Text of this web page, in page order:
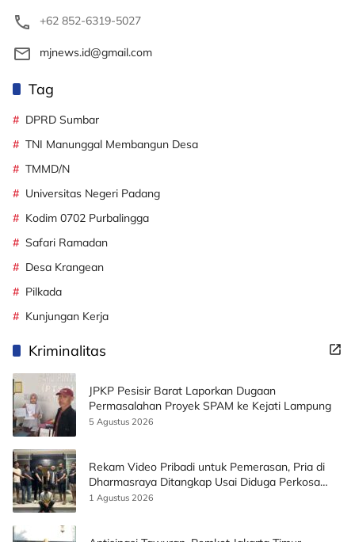
+62 852-6319-5027
mjnews.id@gmail.com
Tag
DPRD Sumbar
TNI Manunggal Membangun Desa
TMMD/N
Universitas Negeri Padang
Kodim 0702 Purbalingga
Safari Ramadan
Desa Krangean
Pilkada
Kunjungan Kerja
Kriminalitas
JPKP Pesisir Barat Laporkan Dugaan
Permasalahan Proyek SPAM ke Kejati Lampung
5 Agustus 2026
Rekam Video Pribadi untuk Pemerasan, Pria di
Dharmasraya Ditangkap Usai Diduga Perkosa
Korban
1 Agustus 2026